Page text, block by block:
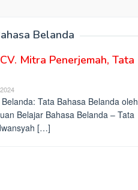
Belanda
Mitra Penerjemah, Tata
Tata Bahasa Belanda oleh
Belajar Bahasa Belanda – Tata
[…]